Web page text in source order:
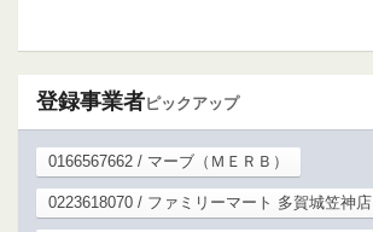
登録事業者ピックアップ
0166567662 / マーブ（ＭＥＲＢ）
0223618070 / ファミリーマート 多賀城笠神店